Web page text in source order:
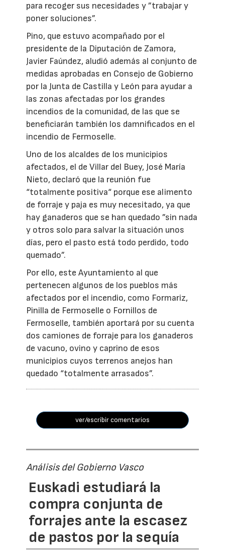
para recoger sus necesidades y ”trabajar y
poner soluciones”.
Pino, que estuvo acompañado por el
presidente de la Diputación de Zamora,
Javier Faúndez, aludió además al conjunto de
medidas aprobadas en Consejo de Gobierno
por la Junta de Castilla y León para ayudar a
las zonas afectadas por los grandes
incendios de la comunidad, de las que se
beneficiarán también los damnificados en el
incendio de Fermoselle.
Uno de los alcaldes de los municipios
afectados, el de Villar del Buey, José María
Nieto, declaró que la reunión fue
“totalmente positiva“ porque ese alimento
de forraje y paja es muy necesitado, ya que
hay ganaderos que se han quedado ”sin nada
y otros solo para salvar la situación unos
días, pero el pasto está todo perdido, todo
quemado”.
Por ello, este Ayuntamiento al que
pertenecen algunos de los pueblos más
afectados por el incendio, como Formariz,
Pinilla de Fermoselle o Fornillos de
Fermoselle, también aportará por su cuenta
dos camiones de forraje para los ganaderos
de vacuno, ovino y caprino de esos
municipios cuyos terrenos anejos han
quedado “totalmente arrasados”.
ver/escribir comentarios
Análisis del Gobierno Vasco
Euskadi estudiará la
compra conjunta de
forrajes ante la escasez
de pastos por la sequía